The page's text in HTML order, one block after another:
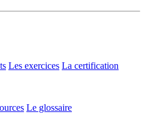
Les exercices La certification
Le glossaire